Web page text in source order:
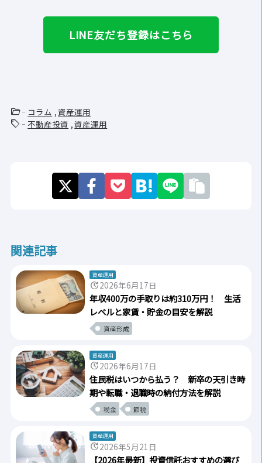
LINE友だち登録はこちら
folder_open コラム 資産運用
sell 不動産投資 資産運用
関連記事
資産運用
update2026年6月17日
年収400万の手取りは約310万円！ 生活
レベルと家賃・貯金の目安を解説
資産形成
資産運用
update2026年6月17日
住民税はいつから払う？ 新卒の天引き時
期や転職・退職時の納付方法を解説
税金 節税
資産運用
update2026年5月21日
【2026年最新】投資信託おすすめの選び